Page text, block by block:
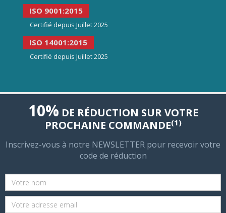
ISO 9001:2015
Certifié depuis Juillet 2025
ISO 14001:2015
Certifié depuis Juillet 2025
10% DE RÉDUCTION SUR VOTRE
PROCHAINE COMMANDE(1)
Inscrivez-vous à notre NEWSLETTER pour recevoir votre
code de réduction